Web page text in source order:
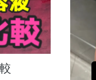
マモイスト